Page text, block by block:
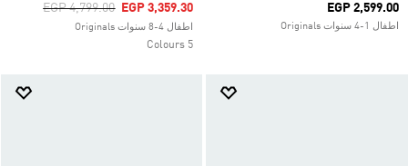
EGP 2,599.00
اطفال 1-4 سنوات Originals
Price Reduced From
EGP 4,799.00ToEGP 3,359.30
اطفال 4-8 سنوات Originals
5 Colours